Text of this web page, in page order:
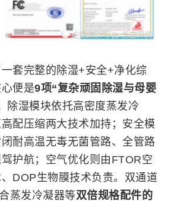
套完整的除湿+安全+净化综
便是9项“复杂顽固除湿与母婴
除湿模块依托高密度蒸发冷
配压缩两大技术加持；安全模
耐高温无毒无菌管路、全管路
护航；空气优化则由FTOR空
DOP生物膜技术负责。双通道
蒸发冷凝器等双倍规格配件的